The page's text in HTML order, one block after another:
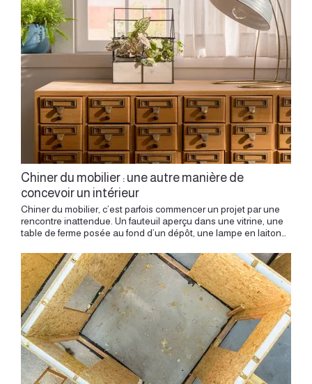
Chiner du mobilier : une autre manière de
concevoir un intérieur
Chiner du mobilier, c’est parfois commencer un projet par une rencontre inattendue. Un fauteuil aperçu dans une vitrine, une table de ferme posée au fond d’un dépôt, une lampe en laiton couverte de poussière, une chaise isolée au milieu d’un marché, un miroir piqué par le temps : certains objets semblent attendre un lieu. Ils portent une présence particulière. Leur charme vient autant de leur forme que de leur histoire. Ils ont déjà traversé des intérieurs, accompagné des gestes, reçu la lumière d’autres pièces, changé de mains, parfois changé d’usage. Dans un projet d’architecture intérieure, le mobilier chiné apporte une profondeur que le neuf seul offre rarement. Il introduit une part de hasard, de mémoire, d’imperfection et de liberté. Chiner du mobilier permet de donner une identité plus personnelle à un intérieur sans le figer dans une tendance. Chiner, c’est concevoir autrement : partir d’un objet réel, sensible, singulier, puis lui donner une place dans une composition pensée avec précision. L’objet trouvé comme point de départ Une idée de projet peut naître d’un meuble. Une table ancienne peut donner le ton d’une cuisine. Un fauteuil en velours peut inspirer la palette d’un salon. Une enfilade vintage peut structurer un mur. Une lampe ancienne peut créer l’ambiance d’une chambre. Un miroir doré peut transformer une entrée. L’objet trouvé agit parfois comme une petite étincelle. Il raconte déjà quelque chose du futur intérieur. Son bois, sa couleur, sa patine, sa silhouette ou son époque ouvrent une direction. Le projet peut ensuite se construire autour de lui, en cherchant la bonne distance, la bonne lumière, la bonne matière autour. L’architecture intérieure donne une place à cette intuition. Elle permet d’éviter l’accumulation et de transformer une trouvaille en élément de composition. Un meuble chiné devient fort lorsqu’il semble avoir toujours appartenu au lieu. L’anecdote d’une table trop grande Une table chinée séduit souvent par son évidence. On la voit, on imagine déjà les repas, les dessins d’enfants, les verres posés, les discussions longues, les dimanches matin, les bouquets au centre. Puis vient la réalité du plan. La table est parfois trop large, trop longue, trop présente. Elle gêne une circulation, bloque une ouverture, écrase une pièce. Cette situation raconte une chose essentielle : un objet peut être magnifique et demander une autre place. Chiner demande donc un regard architectural. Il faut mesurer, projeter, vérifier les usages. Une table doit accueillir, mais aussi laisser circuler. Elle doit avoir une présence, tout en respectant le volume. Parfois, la solution consiste à changer son orientation. Parfois à la placer dans une pièce plus sobre. Parfois à l’associer à des chaises plus légères. Parfois à accepter qu’elle appartient à un autre projet. Le charme d’une pièce chinée gagne en beauté lorsqu’il rencontre la juste proportion. Une lampe qui change toute une pièce Certaines trouvailles ont une puissance discrète. Une lampe ancienne peut transformer un intérieur par sa lumière, son dessin, sa matière et la manière dont elle accompagne le soir. Un pied en céramique, une opaline, un abat-jour plissé, une applique en laiton, une suspension des années 1960 apportent une atmosphère immédiate. La lumière d’un objet chiné possède souvent une douceur particulière. Elle crée un coin, une présence, une intimité. Elle rend une pièce plus habitée. Dans une rénovation, ces luminaires peuvent devenir des ponctuations. Une applique ancienne dans un couloir, une lampe sur une console, une suspension au-dessus d’une table ou une liseuse près d’un fauteuil donnent du rythme au lieu. L’objet devient alors plus qu’un accessoire. Il organise une ambiance. La beauté de l’imparfait Un meuble chiné porte souvent des traces. Une rayure sur un plateau, une usure sur un accoudoir, une nuance dans un bois, une légère irrégularité, une réparation visible ou une patine sur le métal racontent sa vie. Ces marques donnent du relief à l’intérieur. Elles créent une forme de vérité, une présence plus humaine. Le lieu gagne en chaleur, en profondeur, en naturel. Dans un appartement ancien, ces traces dialoguent facilement avec les parquets, les moulures, les cheminées, les murs épais ou les portes d’origine. Dans un logement contemporain, elles apportent une respiration plus sensible. L’imperfection devient une qualité lorsqu’elle est choisie avec finesse. Elle donne à l’espace une âme, sans chercher l’effet. Chiner pour éviter l’intérieur trop prévisible Un intérieur peut vite devenir trop parfaitement coordonné. Même couleur, même gamme, même époque, mêmes finitions, mêmes proportions : l’ensemble devient lisible, mais parfois trop attendu. Le mobilier chiné apporte une rupture. Il introduit une surprise, un décalage, une note personnelle. Une chaise différente autour d’une table, un miroir ancien dans une salle de bains contemporaine, une commode patinée dans une chambre sobre, une lampe vintage sur une bibliothèque dessinée sur mesure. Ces contrastes donnent du vivant. Ils évitent l’effet showroom et créent une atmosphère plus incarnée. L’originalité naît souvent de cette rencontre entre un élément trouvé et un projet très structuré. Le sur mesure donne la ligne. Le chiné donne la vibration. Le meuble qui change d’usage Chiner, c’est aussi regarder un objet autrement. Une ancienne commode peut devenir un meuble vasque. Une table de métier peut devenir un bureau. Une vitrine peut accueillir des livres. Un banc peut structurer une entrée. Une malle peut devenir table basse. Une échelle ancienne peut recevoir des textiles. Une armoire peut devenir meuble de cuisine ou rangement de linge. Le détournement donne beaucoup de caractère à un intérieur. Il apporte une part de jeu, d’intelligence et de poésie. Mais un objet détourné doit rester agréable à vivre. La hauteur, la résistance, l’humidité, la stabilité, le poids et l’entretien doivent être pensés avec soin. L’architecture intérieure permet de transformer l’idée en usage réel. Elle donne à l’objet une nouvelle fonction, tout en respectant sa présence. L’histoire vraie ou imaginée des objets Un meuble chiné attire souvent les questions. D’où vient-il ? Qui l’a utilisé ? Dans quelle maison se trouvait-il ? Pourquoi cette forme, cette poignée, cette teinte, cette trace ? Même lorsque l’histoire exacte reste inconnue, l’objet ouvre un imaginaire. Il donne de l’épaisseur à l’intérieur. Il crée une conversation entre passé et présent, entre mémoire réelle et récit inventé. Cette dimension compte dans un projet. Un intérieur réussi raconte quelque chose. Il dépasse la simple addition de fonctions. Il porte une atmosphère, une identité, une sensibilité. Le mobilier chiné participe à cette narration. Chaque pièce devient un fragment de récit. Chiner à Lyon : une relation au territoire À Lyon, chiner prend une dimension particulière. La ville possède une culture du bâti ancien, des appartements chargés d’histoire, des quartiers aux ambiances très différentes, des intérieurs canuts, haussmanniens, Art déco ou plus contemporains. Un meuble chiné peut faire le lien entre ces univers. Dans un appartement de la Croix-Rousse, une pièce vintage peut dialoguer avec la hauteur d’un canut. Dans un logement ancien de la Presqu’île, une table patinée peut prolonger l’élégance du parquet. Dans un appartement contemporain, une enfilade ancienne peut apporter une profondeur plus chaleureuse. Le mobilier trouvé ancre le projet dans une temporalité plus large. Il donne à l’intérieur une sensation moins immédiate, plus construite, plus personnelle. Composer avec une pièce forte Certaines trouvailles imposent leur présence. Un grand miroir, une table sculpturale, un fauteuil coloré, un buffet massif, une suspension graphique ou une armoire ancienne peuvent devenir le centre d’une pièce. Il faut alors savoir les accompagner. Une pièce forte demande souvent un environnement plus calme. Des murs plus sobres, une lumière bien placée, un espace dégagé autour, des matières capables de créer un dialogue. L’objet doit respirer. Un meuble chiné très présent gagne en élégance lorsqu’il conserve une part de silence autour de lui. Le vide devient aussi important que l’objet. C’est dans cet équilibre que la pièce trouve sa vraie force. Le plaisir de la recherche Chiner demande du temps. On cherche parfois longtemps une table, une lampe, une paire de fauteuils ou un miroir. On revient avec autre chose. On découvre une pièce inattendue. On change d’idée. On affine son regard. Cette lenteur apporte une autre qualité au projet. Elle introduit une relation plus patiente avec l’intérieur. On compose progressivement, avec attention, en acceptant les rencontres. Cette démarche convient très bien à l’architecture intérieure. Un projet se construit aussi par étapes, par choix successifs, par ajustements. Le mobilier chiné accompagne cette temporalité. Il donne au lieu une part d’évolution, une histoire qui continue après la rénovation. L’accord entre chiné, neuf et sur mesure Un intérieur réussi peut réunir plusieurs temporalités. Le neuf apporte parfois la précision, le confort, la performance ou la sobriété. Le sur mesure structure les usages. Le mobilier chiné introduit une présence plus libre, plus sensible, plus narrative. Ces éléments se complètent. Une cuisine contemporaine peut accueillir une table ancienne. Une bibliothèque sur mesure peut intégrer une lampe chinée. Une chambre très simple peut recevoir une commode patinée. Un salon aux lignes sobres peut être réchauffé par un fauteuil vintage. L’accord vient du regard. Il faut choisir les bonnes proportions, les bonnes matières, les bonnes distances. Le mobilier chiné devient pertinent lorsqu’il dialogue avec le plan, les volumes et les matières du projet. Le projet devient riche lorsque chaque élément joue son rôle. Chiner comme geste écologique Chiner du mobilier, c’est aussi prolonger la vie des objets. Une pièce existante trouve un nouvel usage, u